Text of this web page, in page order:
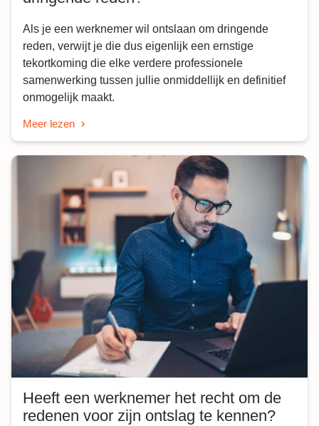
Als je een werknemer wil ontslaan om dringende
reden, verwijt je die dus eigenlijk een ernstige
tekortkoming die elke verdere professionele
samenwerking tussen jullie onmiddellijk en definitief
onmogelijk maakt.
Meer lezen
Heeft een werknemer het recht om de
redenen voor zijn ontslag te kennen?